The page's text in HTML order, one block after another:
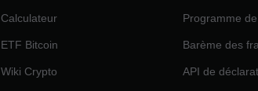
Calculateur
ETF Bitcoin
Wiki Crypto
Programme
Barème des
API de